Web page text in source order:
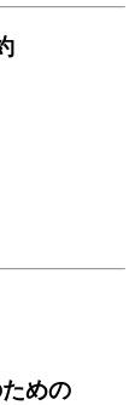
めの